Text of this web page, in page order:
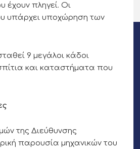
έχουν πληγεί. Οι
υπάρχει υποχώρηση των
9 μεγάλοι κάδοι
και καταστήματα που
της Διεύθυνσης
παρουσία μηχανικών του